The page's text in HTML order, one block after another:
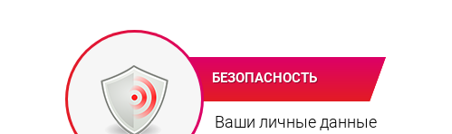
БЕЗОПАСНОСТЬ
Ваши личные данные